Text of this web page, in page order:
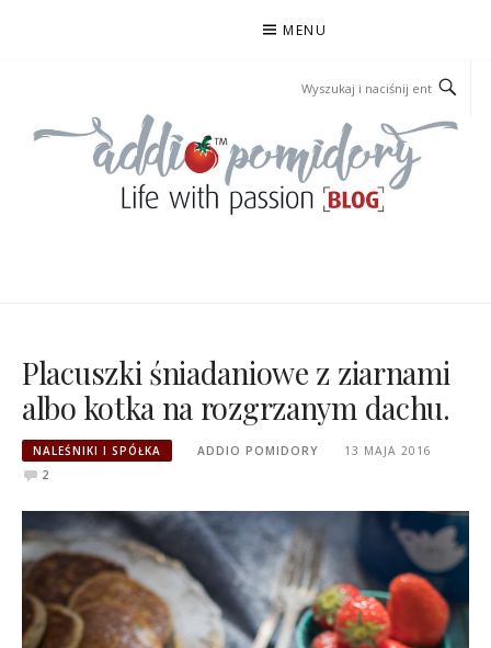
MENU
Placuszki śniadaniowe z ziarnami
albo kotka na rozgrzanym dachu.
NALEŚNIKI I SPÓŁKA ADDIO POMIDORY
13 MAJA 2016
2